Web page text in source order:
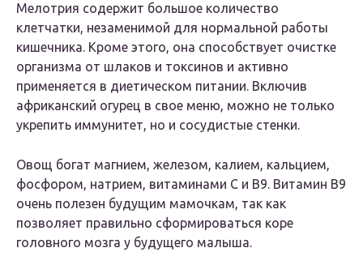
Мелотрия содержит большое количество
клетчатки, незаменимой для нормальной работы
кишечника. Кроме этого, она способствует очистке
организма от шлаков и токсинов и активно
применяется в диетическом питании. Включив
африканский огурец в свое меню, можно не только
укрепить иммунитет, но и сосудистые стенки.
Овощ богат магнием, железом, калием, кальцием,
фосфором, натрием, витаминами C и B9. Витамин B9
очень полезен будущим мамочкам, так как
позволяет правильно сформироваться коре
головного мозга у будущего малыша.